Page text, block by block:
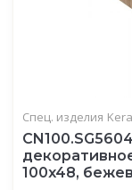
Спец. изделия
100x48,